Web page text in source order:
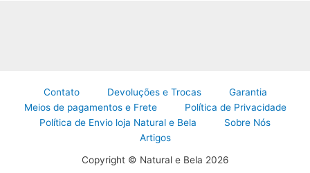
Contato Devoluções e Trocas
Garantia
Meios de pagamentos e Frete
Política de Privacidade
Política de Envio loja Natural e Bela
Sobre Nós
Artigos
Copyright © Natural e Bela 2026